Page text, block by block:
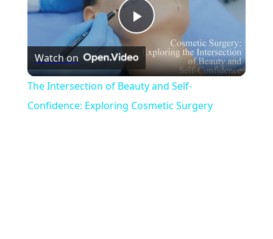
Play
Video
Watch on
The Intersection of Beauty and Self-
Confidence: Exploring Cosmetic Surgery